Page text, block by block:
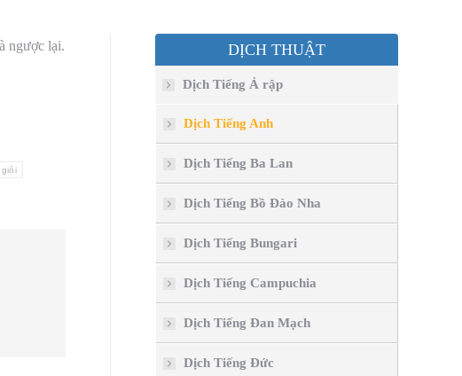
ngược lại.
giỏi
DỊCH THUẬT
Dịch Tiếng Ả rập
Dịch Tiếng Anh
Dịch Tiếng Ba Lan
Dịch Tiếng Bồ Đào Nha
Dịch Tiếng Bungari
Dịch Tiếng Campuchia
Dịch Tiếng Đan Mạch
Dịch Tiếng Đức